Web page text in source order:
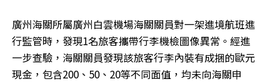
廣州海關所屬廣州白雲機場海關關員對一架進境航班進
行監管時，發現1名旅客攜帶行李機檢圖像異常。經進
一步查驗，海關關員發現該旅客行李內裝有成捆的歐元
現金，包含200、50、20等不同面值，均未向海關申